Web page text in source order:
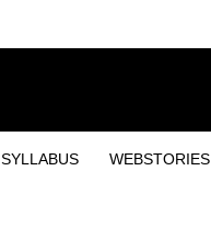
SYLLABUS WEBSTORIES